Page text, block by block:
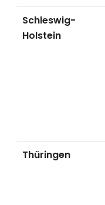
Schleswig-
Holstein
Thüringen